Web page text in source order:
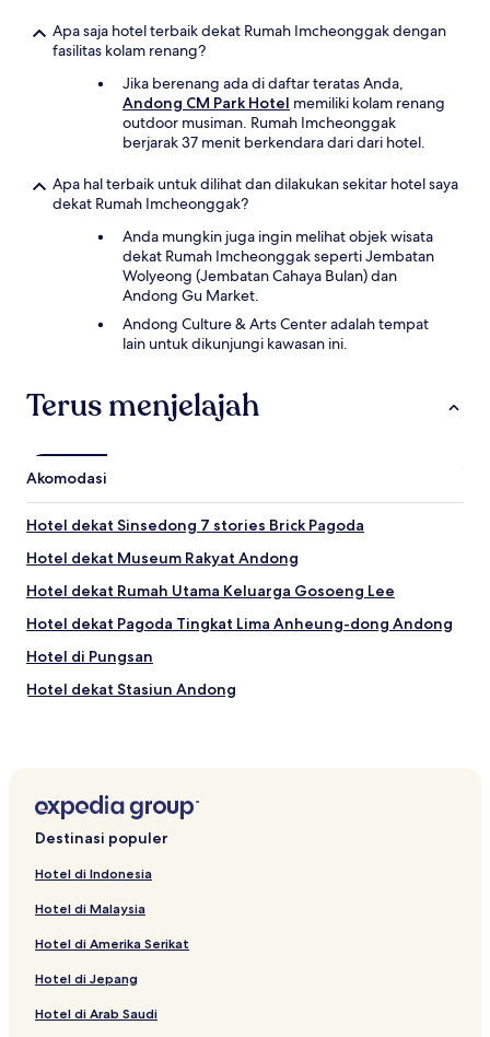
Apa saja hotel terbaik dekat Rumah Imcheonggak dengan
fasilitas kolam renang?
Jika berenang ada di daftar teratas Anda,
Andong CM Park Hotel memiliki kolam renang
outdoor musiman. Rumah Imcheonggak
berjarak 37 menit berkendara dari dari hotel.
Apa hal terbaik untuk dilihat dan dilakukan sekitar hotel saya
dekat Rumah Imcheonggak?
Anda mungkin juga ingin melihat objek wisata
dekat Rumah Imcheonggak seperti Jembatan
Wolyeong (Jembatan Cahaya Bulan) dan
Andong Gu Market.
Andong Culture & Arts Center adalah tempat
lain untuk dikunjungi kawasan ini.
Terus menjelajah
Akomodasi
Hotel dekat Sinsedong 7 stories Brick Pagoda
Hotel dekat Museum Rakyat Andong
Hotel dekat Rumah Utama Keluarga Gosoeng Lee
Hotel dekat Pagoda Tingkat Lima Anheung-dong Andong
Hotel di Pungsan
Hotel dekat Stasiun Andong
Hotel dekat Museum Soju Andong
Hotel dekat Kuil Bongjeongsa
Destinasi populer
Hotel di Indonesia
Hotel di Malaysia
Hotel di Amerika Serikat
Hotel di Jepang
Hotel di Arab Saudi